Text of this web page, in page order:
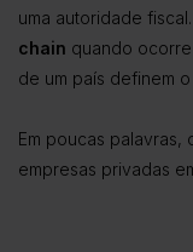
uma autoridade
chain quando
de um país definem
Em poucas palavras,
empresas privadas